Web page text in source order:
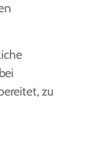
zu